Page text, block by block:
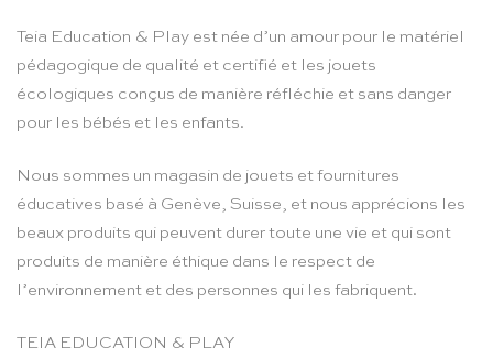
Teia Education & Play est née d’un amour pour le matériel
pédagogique de qualité et certifié et les jouets
écologiques conçus de manière réfléchie et sans danger
pour les bébés et les enfants.
Nous sommes un magasin de jouets et fournitures
éducatives basé à Genève, Suisse, et nous apprécions les
beaux produits qui peuvent durer toute une vie et qui sont
produits de manière éthique dans le respect de
l’environnement et des personnes qui les fabriquent.
TEIA EDUCATION & PLAY